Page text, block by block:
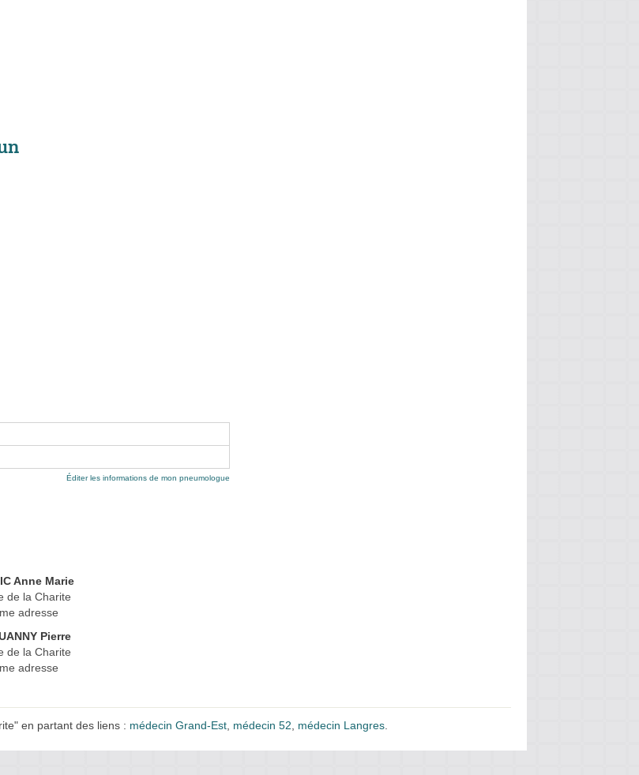
Éditer les informations de mon pneumologue
Anne Marie
de la Charite
adresse
Pierre
de la Charite
adresse
en partant des liens : médecin Grand-Est médecin 52 médecin Langres